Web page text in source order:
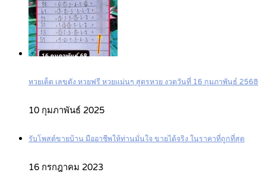
หวยเด็ด เลขดัง หวยฟรี หวยแม่นๆ สูตรหวย งวดวันที่ 16 กุมภาพันธ์ 2568
10 กุมภาพันธ์ 2025
รับโพสต์ขายบ้าน มืออาชีพให้ท่านมั่นใจ ขายได้จริง ในราคาที่ถูกที่สุด
16 กรกฎาคม 2023